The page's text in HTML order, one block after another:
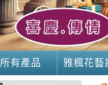
所有產品 雅楓花藝